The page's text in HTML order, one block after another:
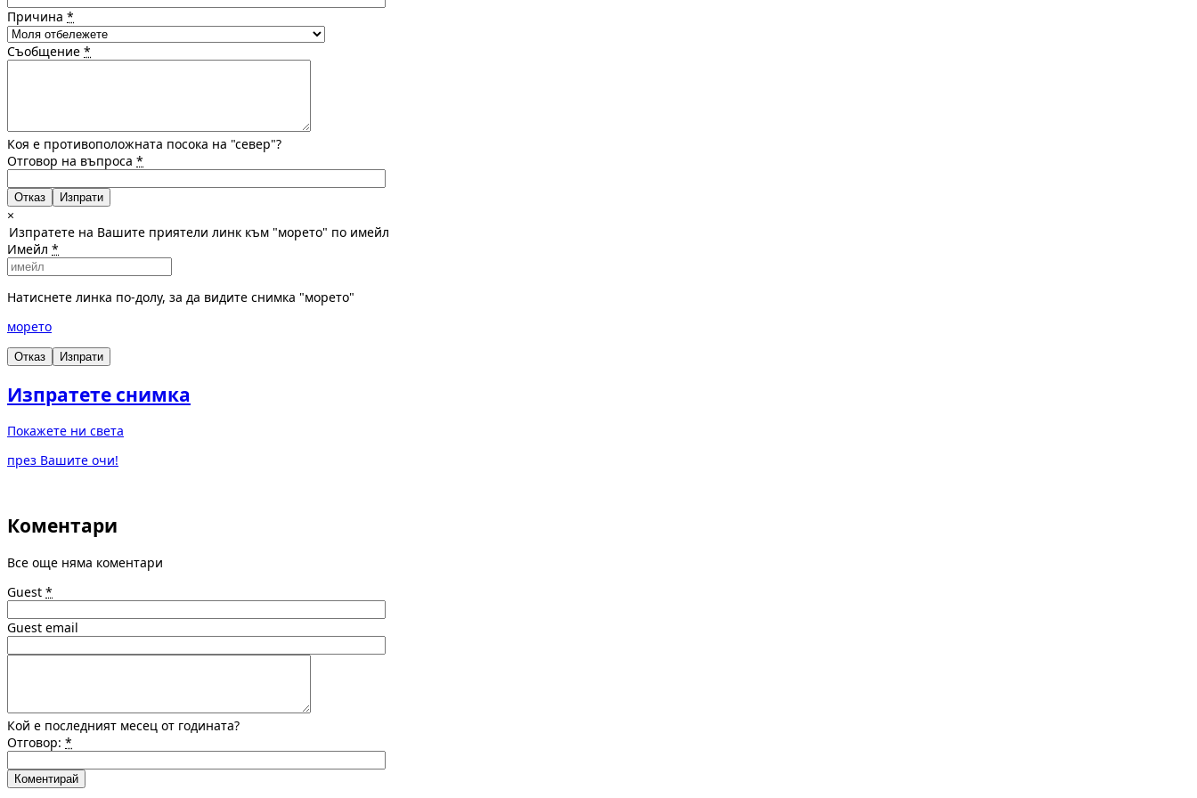
Причина *
Съобщение *
Коя е противоположната посока на "север"?
Отговор на въпроса *
Отказ
×
Изпратете на Вашите приятели линк към "морето" по имейл
Имейл *
Натиснете линка по-долу, за да видите снимка "морето"
морето
Отказ Изпрати
Изпратете снимка
Покажете ни света
през Вашите очи!
Коментари
Все още няма коментари
Guest *
Guest email
Кой е последният месец от годината?
Отговор: *